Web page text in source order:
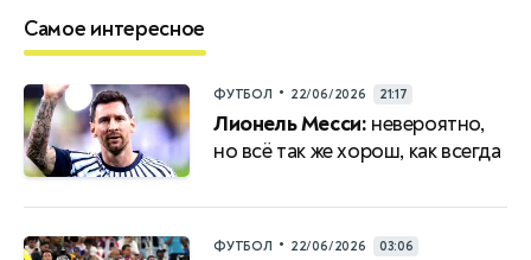
Самое интересное
ФУТБОЛ • 22/06/2026 21:17
Лионель Месси: невероятно,
но всё так же хорош, как всегда
ФУТБОЛ • 22/06/2026 03:06